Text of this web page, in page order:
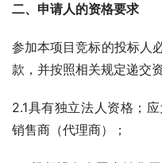
二、申请人的资格要求
参加本项目竞标的投标人
款，并按照相关规定递交
2.1具有独立法人资格；
销售商（代理商）；